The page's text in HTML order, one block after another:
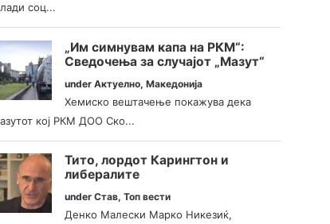
соц...
„Им симнувам капа на РКМ“:
Сведочења за случајот „Мазут“
underАктуелно,Македонија
Хемиско вештачење покажува дека
кој РКМ ДОО Ско...
Тито, лордот Карингтон и
либералите
underСтав,Топ вести
Денко Малески Марко Никезиќ,